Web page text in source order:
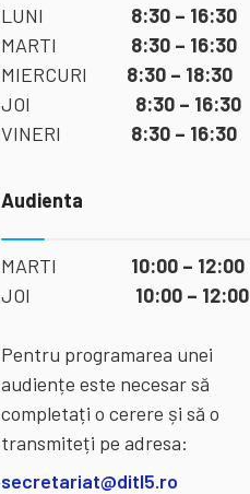
LUNI 8:30 – 16:30
MARTI 8:30 – 16:30
MIERCURI 8:30 – 18:30
JOI 8:30 – 16:30
VINERI 8:30 – 16:30
Audienta
MARTI 10:00 – 12:00
JOI 10:00 – 12:00
Pentru programarea unei
audiențe este necesar să
completați o cerere și să o
transmiteți pe adresa:
secretariat@ditl5.ro